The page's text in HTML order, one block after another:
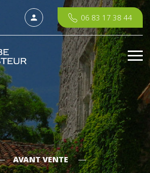
06 83 17 38 44
AVANT VENTE